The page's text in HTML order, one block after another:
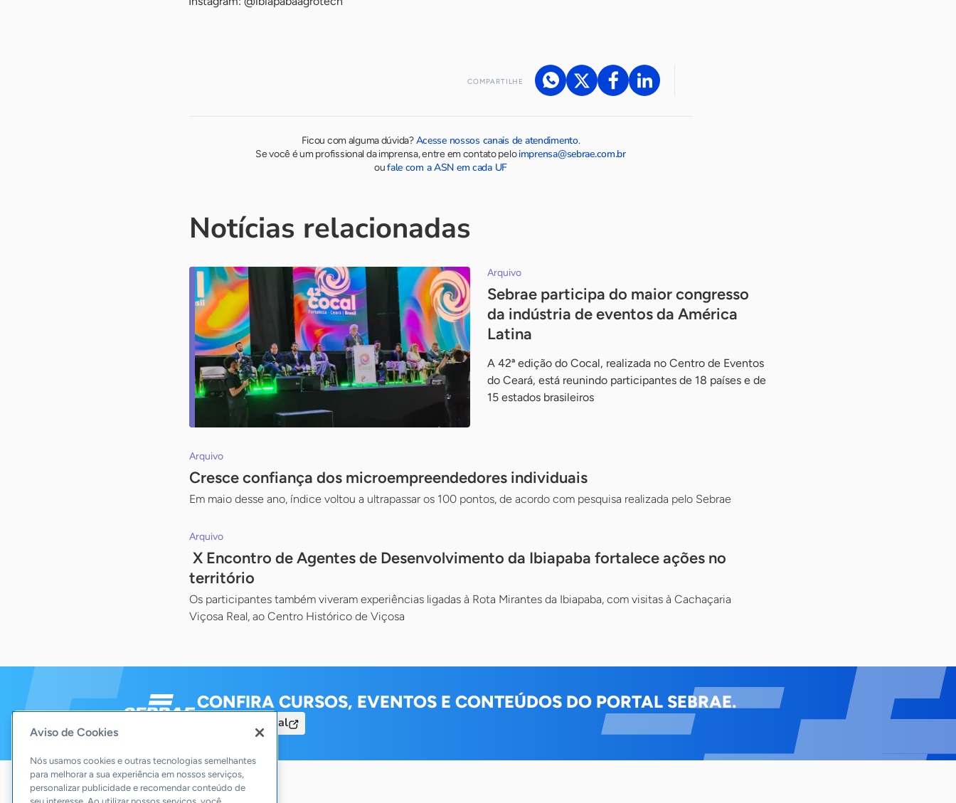
COMPARTILHE
Ficou com alguma dúvida?Acesse nossos canais de atendimento.
Se você é um profissional da imprensa, entre em contato peloimprensa@sebrae.com.br
oufale com a ASN em cada UF
Notícias relacionadas
Arquivo
Sebrae participa do maior congresso
da indústria de eventos da América
Latina
A 42ª edição do Cocal, realizada no Centro de Eventos
do Ceará, está reunindo participantes de 18 países e de
15 estados brasileiros
Arquivo
Cresce confiança dos microempreendedores individuais
Em maio desse ano, índice voltou a ultrapassar os 100 pontos, de acordo com pesquisa realizada pelo Sebrae
Arquivo
X Encontro de Agentes de Desenvolvimento da Ibiapaba fortalece ações no
território
Os participantes também viveram experiências ligadas à Rota Mirantes da Ibiapaba, com visitas à Cachaçaria
Viçosa Real, ao Centro Histórico de Viçosa
CONFIRA CURSOS, EVENTOS E CONTEÚDOS DO PORTAL SEBRAE.
Acesse o Portal
Aviso de Cookies
Nós usamos cookies e outras tecnologias semelhantes
para melhorar a sua experiência em nossos serviços,
personalizar publicidade e recomendar conteúdo de